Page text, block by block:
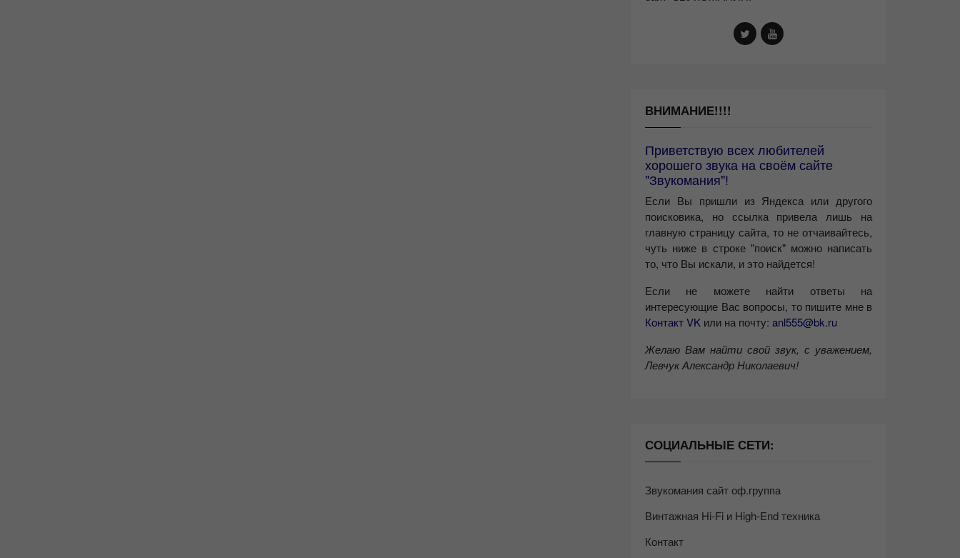
ВНИМАНИЕ!!!!
Приветствую всех любителей
хорошего звука на своём сайте
"Звукомания"!
Если Вы пришли из Яндекса или другого
поисковика, но ссылка привела лишь на
главную страницу сайта, то не отчаивайтесь,
чуть ниже в строке "поиск" можно написать
то, что Вы искали, и это найдется!
Если не можете найти ответы на
интересующие Вас вопросы, то пишите мне в
Контакт VK или на почту: anl555@bk.ru
Желаю Вам найти свой звук, с уважением,
Левчук Александр Николаевич!
СОЦИАЛЬНЫЕ СЕТИ:
Звукомания сайт оф.группа
Винтажная Hi-Fi и High-End техника
Контакт